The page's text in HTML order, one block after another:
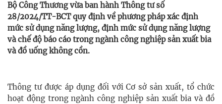
Bộ Công Thương vừa ban hành Thông tư số
28/2024/TT-BCT quy định về phương pháp xác định
mức sử dụng năng lượng, định mức sử dụng năng lượng
và chế độ báo cáo trong ngành công nghiệp sản xuất bia
và đồ uống không cồn.
Thông tư được áp dụng đối với Cơ sở sản xuất, tổ chức
hoạt động trong ngành công nghiệp sản xuất bia và đồ